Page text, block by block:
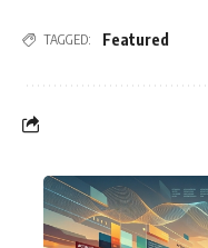
TAGGED: Featured